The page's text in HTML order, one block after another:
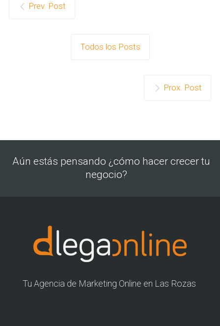
Prev. Post
Todos los Posts
Prox. Post
Aún estás pensando ¿cómo hacer crecer tu
negocio?
Tu Agencia de Marketing Online en Las Rozas